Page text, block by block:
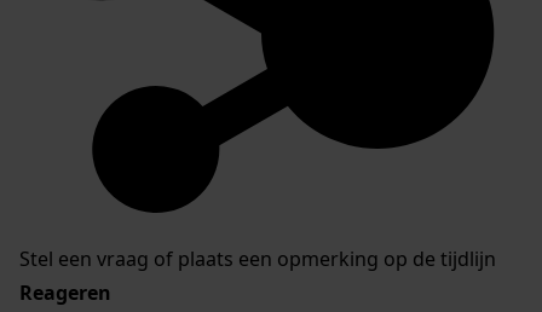
Stel een vraag of plaats een opmerking op de tijdlijn
Reageren